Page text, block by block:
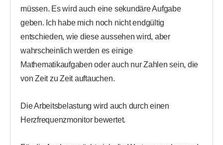
müssen. Es wird auch eine sekundäre Aufgabe
geben. Ich habe mich noch nicht endgültig
entschieden, wie diese aussehen wird, aber
wahrscheinlich werden es einige
Mathematikaufgaben oder auch nur Zahlen sein, die
von Zeit zu Zeit auftauchen.
Die Arbeitsbelastung wird auch durch einen
Herzfrequenzmonitor bewertet.